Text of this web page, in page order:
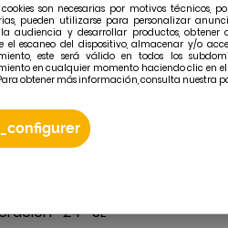
-24° 5L
son necesarias por motivos técnicos,
pueden utilizarse para personalizar
audiencia y desarrollar productos,
el escaneo del dispositivo, almacenar y/o
este será válido en todos los
en cualquier momento haciendo clic en
obtener más información, consulta nuestra